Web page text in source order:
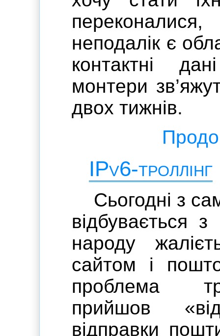
неподалік є
контактні
монтери
двох тижнів.
IPv6-троллінг
Сьогодні з
відбувається
народу
сайтом і
проблема
прийшов
відправки